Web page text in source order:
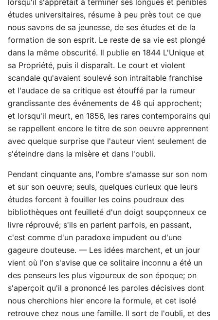
études universitaires, résume à peu près tout ce que
nous savons de sa jeunesse, de ses études et de la
formation de son esprit. Le reste de sa vie est plongé
dans la même obscurité. Il publie en 1844 L'Unique et
sa Propriété, puis il disparaît. Le court et violent
scandale qu'avaient soulevé son intraitable franchise
et l'audace de sa critique est étouffé par la rumeur
grandissante des événements de 48 qui approchent;
et lorsqu'il meurt, en 1856, les rares contemporains qui
se rappellent encore le titre de son oeuvre apprennent
avec quelque surprise que l'auteur vient seulement de
s'éteindre dans la misère et dans l'oubli.
Pendant cinquante ans, l'ombre s'amasse sur son nom
et sur son oeuvre; seuls, quelques curieux que leurs
études forcent à fouiller les coins poudreux des
bibliothèques ont feuilleté d'un doigt soupçonneux ce
livre réprouvé; s'ils en parlent parfois, en passant,
c'est comme d'un paradoxe impudent ou d'une
gageure douteuse. — Les idées marchent, et un jour
vient où l'on s'avise que ce solitaire inconnu a été un
des penseurs les plus vigoureux de son époque; on
s'aperçoit qu'il a prononcé les paroles décisives dont
nous cherchions hier encore la formule, et cet isolé
retrouve chez nous une famille. Il sort de l'oubli, et des